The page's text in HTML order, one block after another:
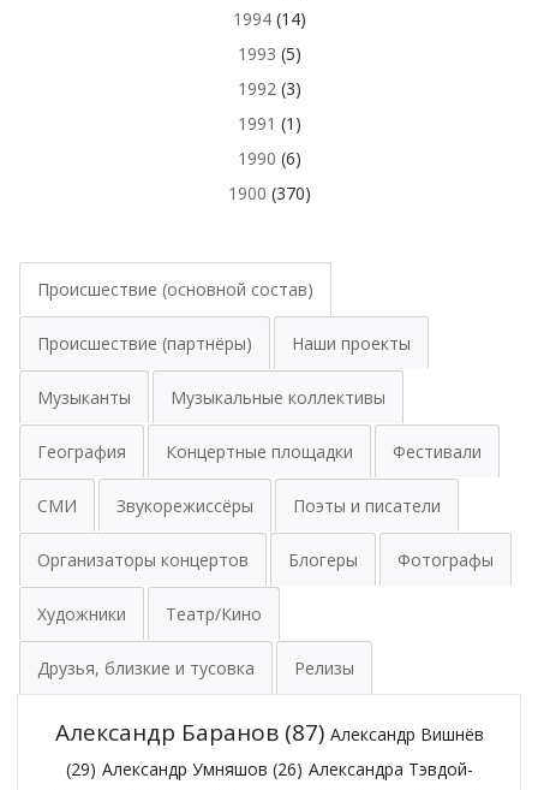
1994(14)
1993 (5)
1992(3)
1991 (1)
1990 (6)
1900 (370)
Происшествие (основной состав)
Происшествие (партнёры) Наши проекты
Музыканты Музыкальные коллективы
География Концертные площадки Фестивали
СМИ Звукорежиссёры Поэты и писатели
Организаторы концертов Блогеры Фотографы
Художники Театр/Кино
Друзья, близкие и тусовка Релизы
Александр Баранов(87) Александр Вишнёв
(29) Александр Умняшов (26) Александра Тэвдой-